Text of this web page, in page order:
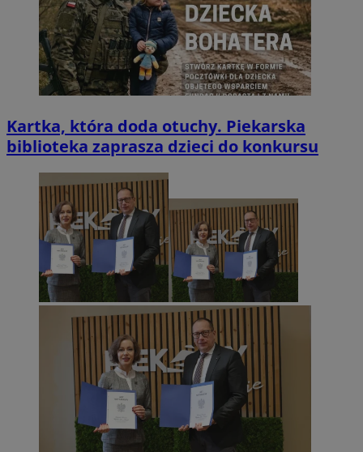
Kartka, która doda otuchy. Piekarska
biblioteka zaprasza dzieci do konkursu